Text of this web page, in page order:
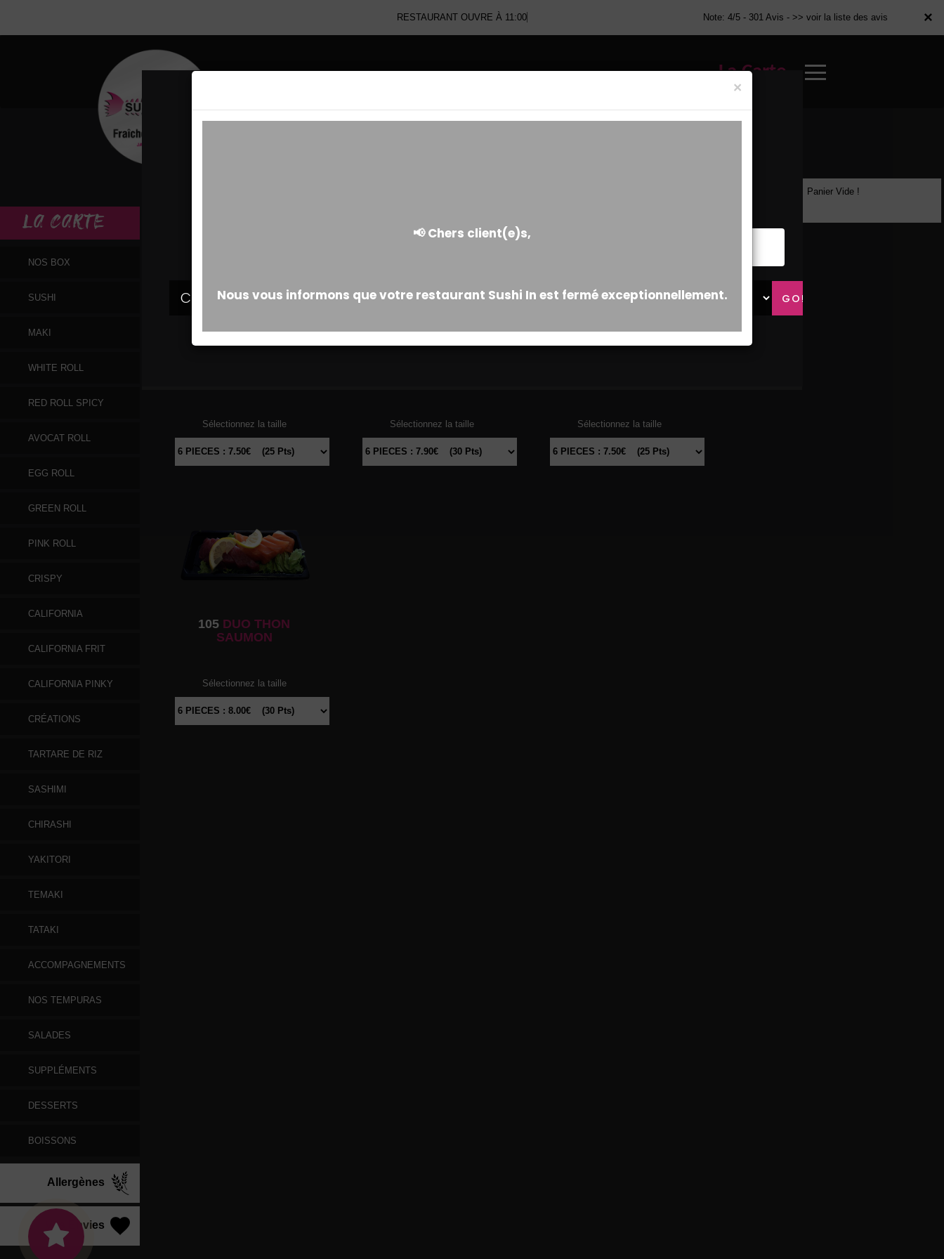
×
RESTAURANT OUVRE À 11:00 Note: 4/5 - 301 Avis - >> voir la liste des avis
La Carte
×
LA CARTE
NOS BOX
SUSHI
MAKI
WHITE ROLL
RED ROLL SPICY
AVOCAT ROLL
EGG ROLL
GREEN ROLL
PINK ROLL
CRISPY
CALIFORNIA
CALIFORNIA FRIT
CALIFORNIA PINKY
CRÉATIONS
TARTARE DE RIZ
SASHIMI
CHIRASHI
YAKITORI
TEMAKI
TATAKI
ACCOMPAGNEMENTS
NOS TEMPURAS
SALADES
SUPPLÉMENTS
DESSERTS
BOISSONS
Allergènes
Vos Envies
Sélectionnez la taille Sélectionnez la taille Sélectionnez la taille
105 DUO THON
SAUMON
Sélectionnez la taille
Panier Vide !
×